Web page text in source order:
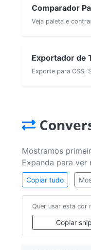
Comparador
Veja paleta e
Exportador de
Exporte para CSS,
Mostramos
Expanda para ver
Copiar tudo
Quer usar esta cor
Copiar